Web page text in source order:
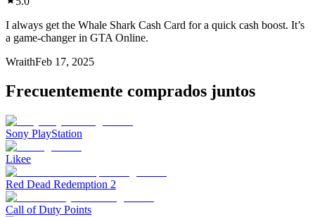
I always get the Whale Shark Cash Card for a quick cash boost. It’s
a game-changer in GTA Online.
WraithFeb 17, 2025
Frecuentemente comprados juntos
Sony PlayStation
Likee
Red Dead Redemption 2
Call of Duty Points